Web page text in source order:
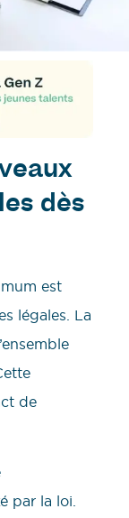
dès
est
légales. La
de
par la loi.